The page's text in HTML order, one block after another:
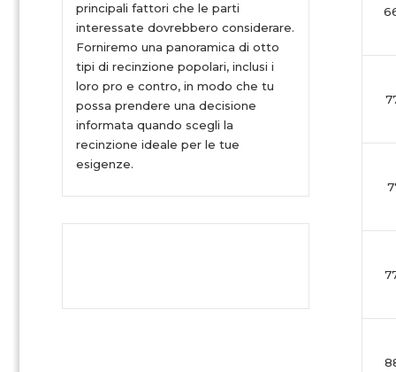
principali fattori che le parti
interessate dovrebbero considerare.
Forniremo una panoramica di otto
tipi di recinzione popolari, inclusi i
loro pro e contro, in modo che tu
possa prendere una decisione
informata quando scegli la
recinzione ideale per le tue
esigenze.